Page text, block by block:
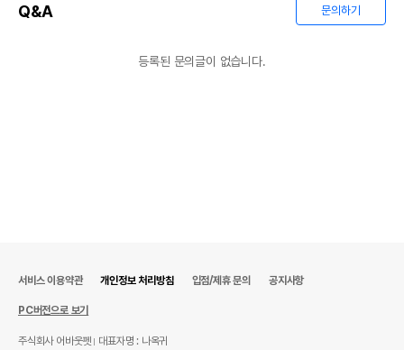
Q&A 문의하기
등록된 문의글이 없습니다.
서비스 이용약관 개인정보 처리방침 입점/제휴 문의 공지사항
PC버전으로 보기
주식회사 어바웃펫 대표자명 : 나옥귀